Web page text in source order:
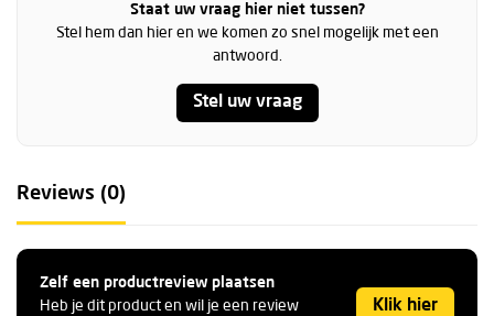
Staat uw vraag hier niet tussen?
Stel hem dan hier en we komen zo snel mogelijk met een
antwoord.
Stel uw vraag
Reviews (0)
Zelf een productreview plaatsen
Heb je dit product en wil je een review
Klik hier